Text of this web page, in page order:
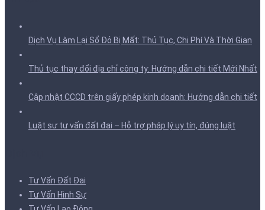
Dịch Vụ Làm Lại Sổ Đỏ Bị Mất: Thủ Tục, Chi Phí Và Thời Gian
Thủ tục thay đổi địa chỉ công ty: Hướng dẫn chi tiết Mới Nhất
Cập nhật CCCD trên giấy phép kinh doanh: Hướng dẫn chi tiết
Luật sư tư vấn đất đai – Hỗ trợ pháp lý uy tín, đúng luật
Tư Vấn Đất Đai
Tư Vấn Hình Sự